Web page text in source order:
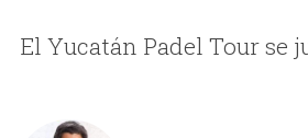
El Yucatán Padel Tour se